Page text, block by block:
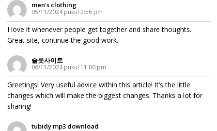
men's clothing
05/11/2024 pukul 2:56 pm
I love it whenever people get together and share thoughts.
Great site, continue the good work.
슬롯사이트
06/11/2024 pukul 11:00 pm
Greetings! Very useful advice within this article! It’s the little
changes which will make the biggest changes. Thanks a lot for
sharing!
tubidy mp3 download